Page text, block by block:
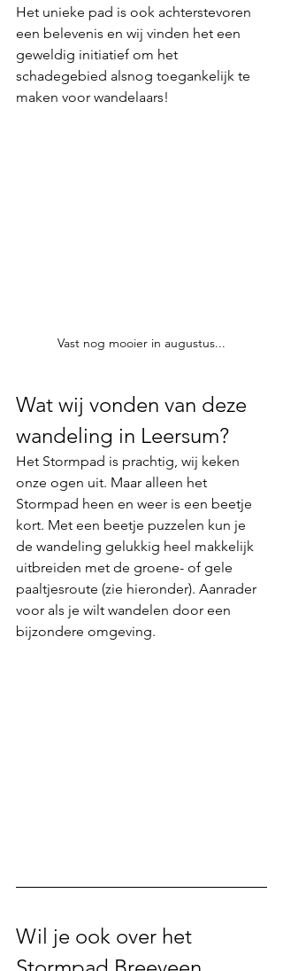
Het unieke pad is ook achterstevoren
een belevenis en wij vinden het een
geweldig initiatief om het
schadegebied alsnog toegankelijk te
maken voor wandelaars!
Vast nog mooier in augustus...
Wat wij vonden van deze
wandeling in Leersum?
Het Stormpad is prachtig, wij keken
onze ogen uit. Maar alleen het
Stormpad heen en weer is een beetje
kort. Met een beetje puzzelen kun je
de wandeling gelukkig heel makkelijk
uitbreiden met de groene- of gele
paaltjesroute (zie hieronder). Aanrader
voor als je wilt wandelen door een
bijzondere omgeving.
Wil je ook over het